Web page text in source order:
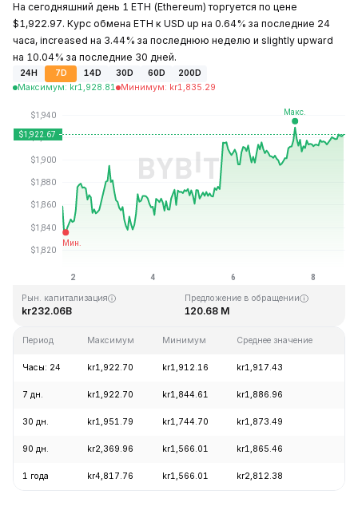
На сегодняшний день 1 ETH (Ethereum) торгуется по цене
$1,922.97. Курс обмена ETH к USD up на 0.64% за последние 24
часа, increased на 3.44% за последнюю неделю и slightly upward
на 10.04% за последние 30 дней.
24H 7D 14D 30D 60D
200D
Максимум: kr1,928.81 Минимум: kr1,835.29
Последнее обновление: 18:05 GMT+0 2026-08-08
kr4,946.05 kr0.432979
Рын. капитализация
kr232.06B
Предложение в обращении
120.68 M
Период Максимум Минимум Среднее значение
Часы: 24 kr1,922.70 kr1,912.16 kr1,917.43
7 дн. kr1,922.70 kr1,844.61 kr1,886.96
30 дн. kr1,951.79 kr1,744.70 kr1,873.49
90 дн. kr2,369.96 kr1,566.01 kr1,865.46
1 года kr4,817.76 kr1,566.01 kr2,812.38